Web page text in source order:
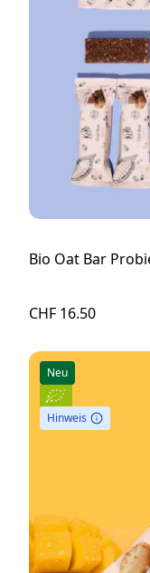
Bio Oat Bar
CHF 16.50
Neu
Hinweis